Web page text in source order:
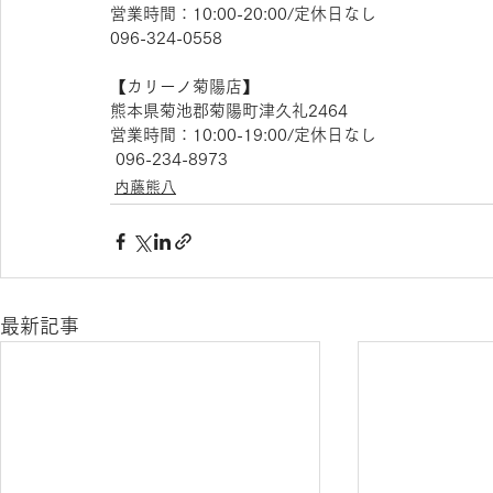
営業時間：10:00-20:00/定休日なし
096-324-0558
【​カリーノ菊陽店】
熊本県菊池郡菊陽町津久礼2464
営業時間：10:00-19:00/定休日なし
096-234-8973
内藤熊八
最新記事